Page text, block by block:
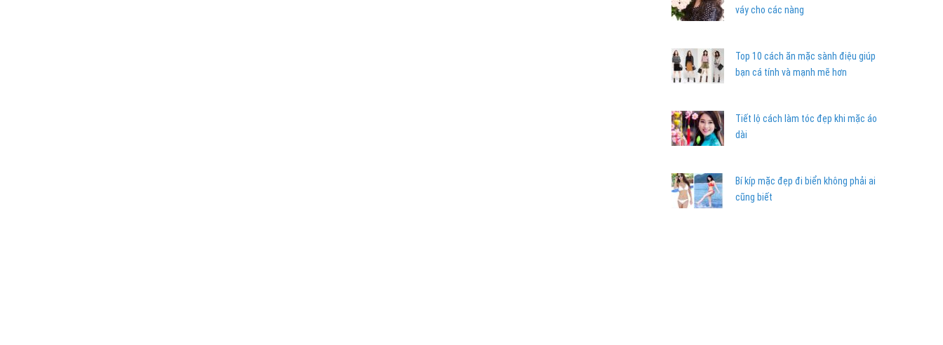
váy cho các nàng
Top 10 cách ăn mặc sành điệu giúp
bạn cá tính và mạnh mẽ hơn
Tiết lộ cách làm tóc đẹp khi mặc áo
dài
Bí kíp mặc đẹp đi biển không phải ai
cũng biết